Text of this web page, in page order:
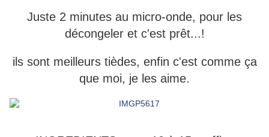
Juste 2 minutes au micro-onde, pour les
décongeler et c'est prêt...!
ils sont meilleurs tièdes, enfin c'est comme ça
que moi, je les aime.